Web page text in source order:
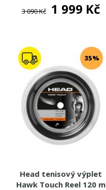
3 090 Kč 1 999 Kč
35%
Head tenisový výplet
Hawk Touch Reel 120 m